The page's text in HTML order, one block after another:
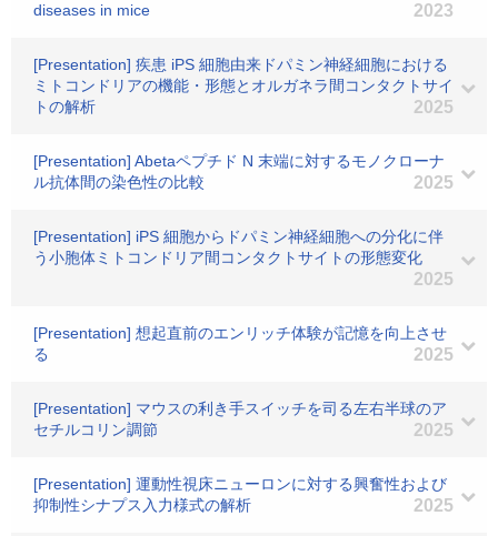
diseases in mice
2023
[Presentation] 疾患 iPS 細胞由来ドパミン神経細胞における
ミトコンドリアの機能・形態とオルガネラ間コンタクトサイ
トの解析
2025
[Presentation] Abetaペプチド N 末端に対するモノクローナ
ル抗体間の染色性の比較
2025
[Presentation] iPS 細胞からドパミン神経細胞への分化に伴
う小胞体ミトコンドリア間コンタクトサイトの形態変化
2025
[Presentation] 想起直前のエンリッチ体験が記憶を向上させ
る
2025
[Presentation] マウスの利き手スイッチを司る左右半球のア
セチルコリン調節
2025
[Presentation] 運動性視床ニューロンに対する興奮性および
抑制性シナプス入力様式の解析
2025